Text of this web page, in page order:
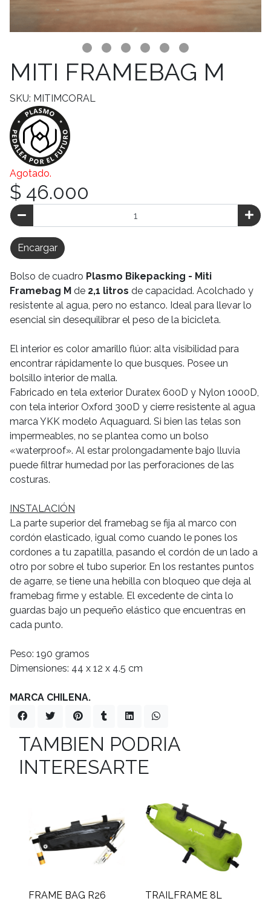
MITI FRAMEBAG M
SKU: MITIMCORAL
Agotado.
$ 46.000
Encargar
Bolso de cuadro Plasmo Bikepacking - Miti
Framebag M de 2,1 litros de capacidad. Acolchado y
resistente al agua, pero no estanco. Ideal para llevar lo
esencial sin desequilibrar el peso de la bicicleta.
El interior es color amarillo flúor: alta visibilidad para
encontrar rápidamente lo que busques. Posee un
bolsillo interior de malla.
Fabricado en tela exterior Duratex 600D y Nylon 1000D,
con tela interior Oxford 300D y cierre resistente al agua
marca YKK modelo Aquaguard. Si bien las telas son
impermeables, no se plantea como un bolso
«waterproof». Al estar prolongadamente bajo lluvia
puede filtrar humedad por las perforaciones de las
costuras.
INSTALACIÓN
La parte superior del framebag se fija al marco con
cordón elasticado, igual como cuando le pones los
cordones a tu zapatilla, pasando el cordón de un lado a
otro por sobre el tubo superior. En los restantes puntos
de agarre, se tiene una hebilla con bloqueo que deja al
framebag firme y estable. El excedente de cinta lo
guardas bajo un pequeño elástico que encuentras en
cada punto.
Peso: 190 gramos
Dimensiones: 44 x 12 x 4.5 cm
MARCA CHILENA.
TAMBIEN PODRIA
INTERESARTE
FRAME BAG R26 TRAILFRAME 8L